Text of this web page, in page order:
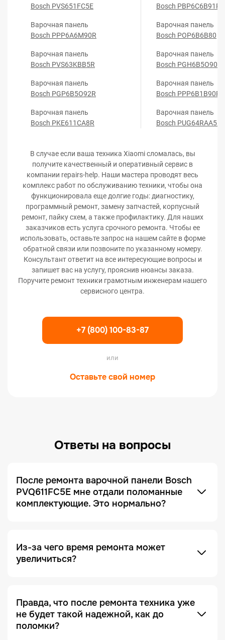
Bosch PVS651FC5E
Варочная панель
Bosch PPP6A6M90R
Варочная панель
Bosch PVS63KBB5R
Варочная панель
Bosch PGP6B5O92R
Варочная панель
Bosch PKE611CA8R
Bosch PBP6C6B91R
Варочная панель
Bosch POP6B6B80
Варочная панель
Bosch PGH6B5O90R
Варочная панель
Bosch PPP6B1B90R
Варочная панель
Bosch PUG64RAA5E
В случае если ваша техника Xiaomi сломалась, вы
получите качественный и оперативный сервис в
компании repairs-help. Наши мастера проводят весь
комплекс работ по обслуживанию техники, чтобы она
функционировала еще долгие годы: диагностику,
программный ремонт, замену запчастей, корпусный
ремонт, пайку схем, а также профилактику. Для наших
заказчиков есть услуга срочного ремонта. Чтобы ее
использовать, оставьте запрос на нашем сайте в форме
обратной связи или позвоните по указанному номеру.
Консультант ответит на все интересующие вопросы и
запишет вас на услугу, прояснив нюансы заказа.
Поручите ремонт техники грамотным инженерам нашего
сервисного центра.
+7 (800) 100-83-87
или
Оставьте свой номер
Ответы на вопросы
После ремонта варочной панели Bosch
PVQ611FC5E мне отдали поломанные
комплектующие. Это нормально?
был действительно выполнен, и увидеть, что
именно случилось с устройством.
Из-за чего время ремонта может
увеличиться?
ремонта возникает на этапе диагностики, когда
проблема проявляется не явно. Чтобы ее
зафиксировать и локализовать, техника должна
Правда, что после ремонта техника уже
не будет такой надежной, как до
поломки?